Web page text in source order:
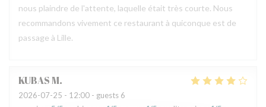
nous plaindre de l'attente, laquelle était très courte. Nous
recommandons vivement ce restaurant à quiconque est de
passage à Lille.
KUBASM
2026-07-25 - 12:00 - guests 6